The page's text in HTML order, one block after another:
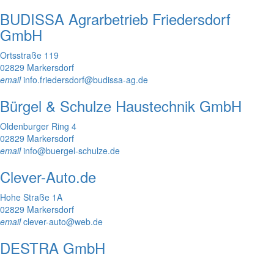
BUDISSA Agrarbetrieb Friedersdorf
GmbH
Ortsstraße 119
02829 Markersdorf
emailinfo.friedersdorf@budissa-ag.de
Bürgel & Schulze Haustechnik GmbH
Oldenburger Ring 4
02829 Markersdorf
emailinfo@buergel-schulze.de
Clever-Auto.de
Hohe Straße 1A
02829 Markersdorf
emailclever-auto@web.de
DESTRA GmbH